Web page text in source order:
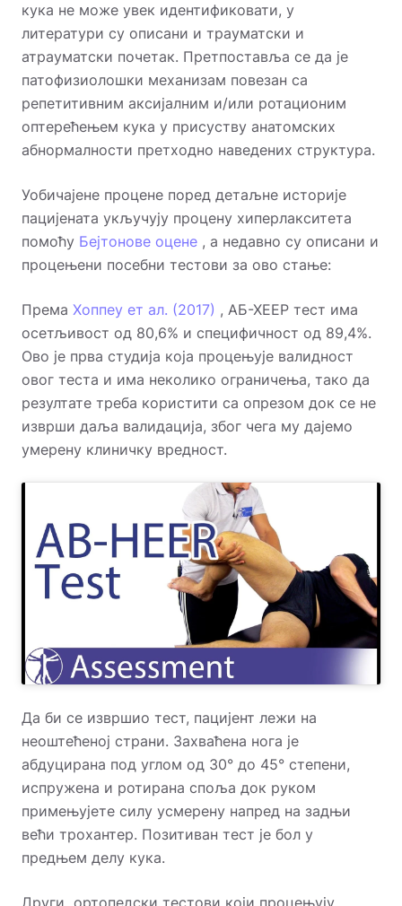
кука не може увек идентификовати, у
литератури су описани и трауматски и
атрауматски почетак. Претпоставља се да је
патофизиолошки механизам повезан са
репетитивним аксијалним и/или ротационим
оптерећењем кука у присуству анатомских
абнормалности претходно наведених структура.
Уобичајене процене поред детаљне историје
пацијената укључују процену хиперлакситета
помоћу Бејтонове оцене , а недавно су описани и
процењени посебни тестови за ово стање:
Према Хоппеу ет ал. (2017) , АБ-ХЕЕР тест има
осетљивост од 80,6% и специфичност од 89,4%.
Ово је прва студија која процењује валидност
овог теста и има неколико ограничења, тако да
резултате треба користити са опрезом док се не
изврши даља валидација, због чега му дајемо
умерену клиничку вредност.
Да би се извршио тест, пацијент лежи на
неоштећеној страни. Захваћена нога је
абдуцирана под углом од 30° до 45° степени,
испружена и ротирана споља док руком
примењујете силу усмерену напред на задњи
већи трохантер. Позитиван тест је бол у
предњем делу кука.
Други ортопедски тестови који процењују